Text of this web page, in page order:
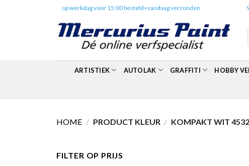
op werkdag voor 15:00 besteld=vandaag verzonden
ARTISTIEK AUTOLAK GRAFFITI HOBBY
HOME / PRODUCT KLEUR / KOMPAKT WIT
FILTER OP PRIJS